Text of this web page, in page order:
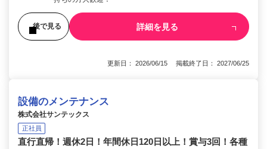
後で見る 詳細を見る
更新日： 2026/06/15 掲載終了日： 2027/06/25
設備のメンテナンス
株式会社サンテックス
正社員
直行直帰！週休2日！年間休日120日以上！賞与3回！各種